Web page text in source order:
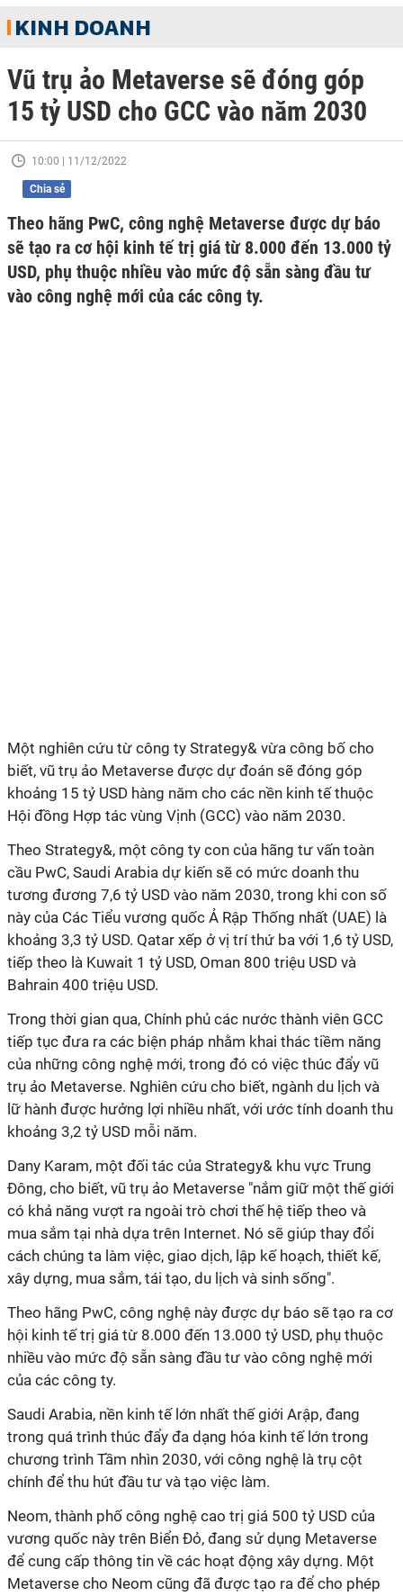
KINH DOANH
Vũ trụ ảo Metaverse sẽ đóng góp
15 tỷ USD cho GCC vào năm 2030
10:00 | 11/12/2022
Chia sẻ
Theo hãng PwC, công nghệ Metaverse được dự báo
sẽ tạo ra cơ hội kinh tế trị giá từ 8.000 đến 13.000 tỷ
USD, phụ thuộc nhiều vào mức độ sẵn sàng đầu tư
vào công nghệ mới của các công ty.
Một nghiên cứu từ công ty Strategy& vừa công bố cho
biết, vũ trụ ảo Metaverse được dự đoán sẽ đóng góp
khoảng 15 tỷ USD hàng năm cho các nền kinh tế thuộc
Hội đồng Hợp tác vùng Vịnh (GCC) vào năm 2030.
Theo Strategy&, một công ty con của hãng tư vấn toàn
cầu PwC, Saudi Arabia dự kiến sẽ có mức doanh thu
tương đương 7,6 tỷ USD vào năm 2030, trong khi con số
này của Các Tiểu vương quốc Ả Rập Thống nhất (UAE) là
khoảng 3,3 tỷ USD. Qatar xếp ở vị trí thứ ba với 1,6 tỷ USD,
tiếp theo là Kuwait 1 tỷ USD, Oman 800 triệu USD và
Bahrain 400 triệu USD.
Trong thời gian qua, Chính phủ các nước thành viên GCC
tiếp tục đưa ra các biện pháp nhằm khai thác tiềm năng
của những công nghệ mới, trong đó có việc thúc đẩy vũ
trụ ảo Metaverse. Nghiên cứu cho biết, ngành du lịch và
lữ hành được hưởng lợi nhiều nhất, với ước tính doanh thu
khoảng 3,2 tỷ USD mỗi năm.
Dany Karam, một đối tác của Strategy& khu vực Trung
Đông, cho biết, vũ trụ ảo Metaverse "nắm giữ một thế giới
có khả năng vượt ra ngoài trò chơi thế hệ tiếp theo và
mua sắm tại nhà dựa trên Internet. Nó sẽ giúp thay đổi
cách chúng ta làm việc, giao dịch, lập kế hoạch, thiết kế,
xây dựng, mua sắm, tái tạo, du lịch và sinh sống".
Theo hãng PwC, công nghệ này được dự báo sẽ tạo ra cơ
hội kinh tế trị giá từ 8.000 đến 13.000 tỷ USD, phụ thuộc
nhiều vào mức độ sẵn sàng đầu tư vào công nghệ mới
của các công ty.
Saudi Arabia, nền kinh tế lớn nhất thế giới Arập, đang
trong quá trình thúc đẩy đa dạng hóa kinh tế lớn trong
chương trình Tầm nhìn 2030, với công nghệ là trụ cột
chính để thu hút đầu tư và tạo việc làm.
Neom, thành phố công nghệ cao trị giá 500 tỷ USD của
vương quốc này trên Biển Đỏ, đang sử dụng Metaverse
để cung cấp thông tin về các hoạt động xây dựng. Một
Metaverse cho Neom cũng đã được tạo ra để cho phép